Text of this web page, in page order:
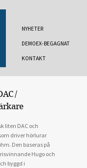
NYHETER
DEMOEX-BEGAGNAT
KONTAKT
/
liten DAC och
driver hörlurar
Den baseras på
Hugo och
byggd i